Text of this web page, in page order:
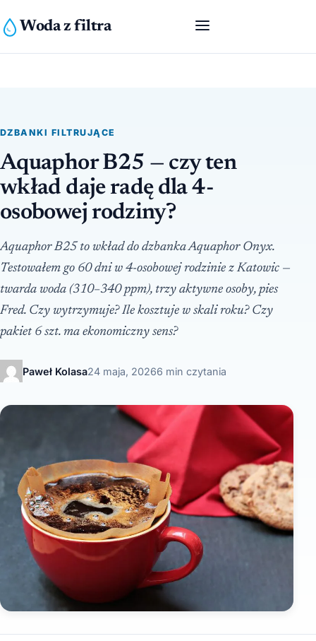
Woda z filtra
DZBANKI FILTRUJĄCE
Aquaphor B25 — czy ten
wkład daje radę dla 4-
osobowej rodziny?
Aquaphor B25 to wkład do dzbanka Aquaphor Onyx.
Testowałem go 60 dni w 4-osobowej rodzinie z Katowic —
twarda woda (310–340 ppm), trzy aktywne osoby, pies
Fred. Czy wytrzymuje? Ile kosztuje w skali roku? Czy
pakiet 6 szt. ma ekonomiczny sens?
Paweł Kolasa24 maja, 20266 min czytania